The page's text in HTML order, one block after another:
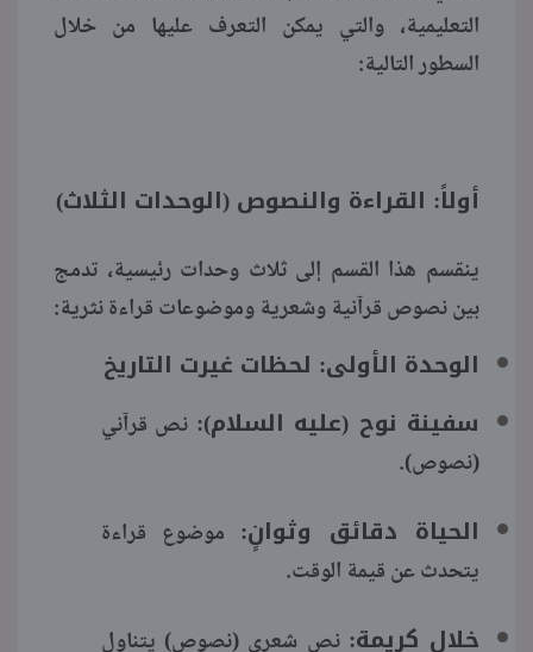
التعليمية، والتي يمكن التعرف عليها من خلال
السطور التالية:
أولاً: القراءة والنصوص (الوحدات الثلاث)
ينقسم هذا القسم إلى ثلاث وحدات رئيسية، تدمج
بين نصوص قرآنية وشعرية وموضوعات قراءة نثرية:
الوحدة الأولى: لحظات غيرت التاريخ
سفينة نوح (عليه السلام): نص قرآني
(نصوص).
الحياة دقائق وثوانٍ: موضوع قراءة
يتحدث عن قيمة الوقت.
خلال كريمة: نص شعري (نصوص) يتناول